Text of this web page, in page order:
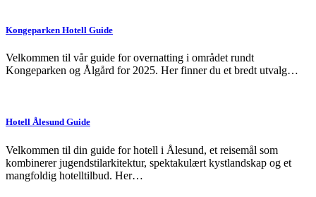
Kongeparken Hotell Guide
Velkommen til vår guide for overnatting i området rundt
Kongeparken og Ålgård for 2025. Her finner du et bredt utvalg…
Hotell Ålesund Guide
Velkommen til din guide for hotell i Ålesund, et reisemål som
kombinerer jugendstilarkitektur, spektakulært kystlandskap og et
mangfoldig hotelltilbud. Her…